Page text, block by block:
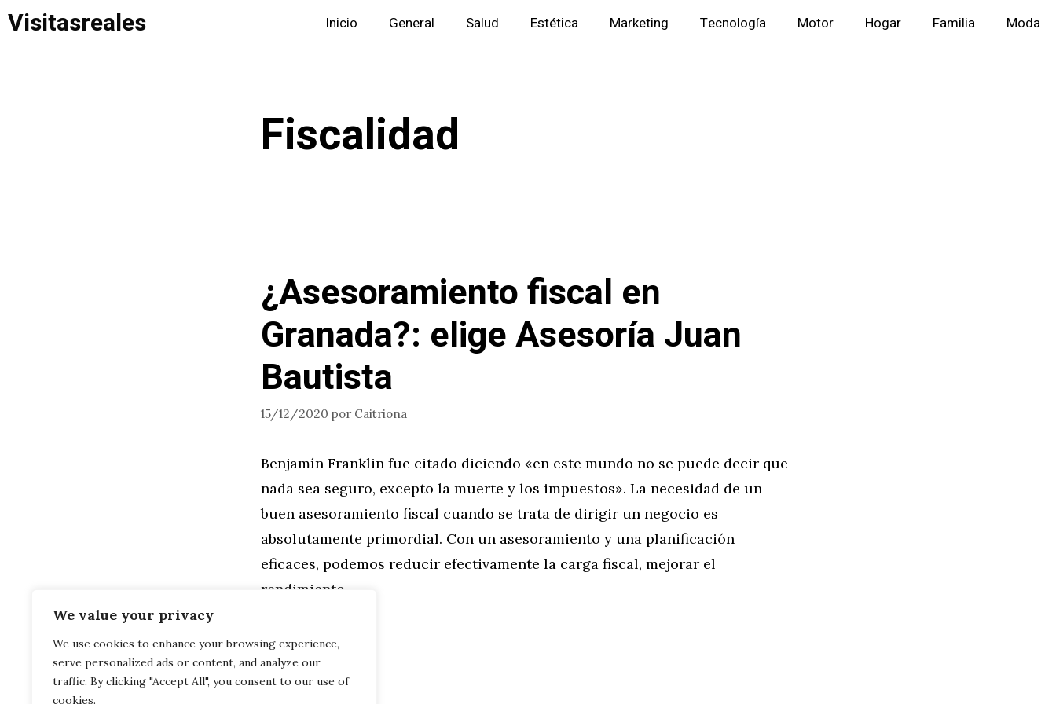
We value your privacy
We use cookies to enhance your browsing experience,
serve personalized ads or content, and analyze our
traffic. By clicking "Accept All", you consent to our use of
cookies.
Saltar
Visitasreales Inicio General Salud Estética Marketing Tecnología Motor Hogar Familia Moda
Fiscalidad
¿Asesoramiento fiscal en
Granada?: elige Asesoría Juan
Bautista
15/12/2020 por Caitriona
Benjamín Franklin fue citado diciendo «en este mundo no se puede decir que
nada sea seguro, excepto la muerte y los impuestos». La necesidad de un
buen asesoramiento fiscal cuando se trata de dirigir un negocio es
absolutamente primordial. Con un asesoramiento y una planificación
eficaces, podemos reducir efectivamente la carga fiscal, mejorar el
rendimiento …
Leer más